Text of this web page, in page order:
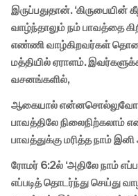
இருப்பதுதான்.
வாழ்ந்தாலும் நம் பாவத்தை
எண்ணி வாழ்கிறவர்கள்
மத்தியில் ஏராளம்.
வசனங்களில்,
ஆகையால் என்னசொல்லுவோம்?
பாவத்திலே நிலைநிற்கலாம்
பாவத்துக்கு மரித்த நாம்
ரோமர் 6:2ல் ‘அதிலே நாம்
எப்படித் தொடர்ந்து செய்து